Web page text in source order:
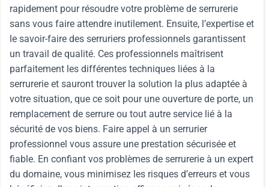
rapidement pour résoudre votre problème de serrurerie
sans vous faire attendre inutilement. Ensuite, l’expertise et
le savoir-faire des serruriers professionnels garantissent
un travail de qualité. Ces professionnels maîtrisent
parfaitement les différentes techniques liées à la
serrurerie et sauront trouver la solution la plus adaptée à
votre situation, que ce soit pour une ouverture de porte, un
remplacement de serrure ou tout autre service lié à la
sécurité de vos biens. Faire appel à un serrurier
professionnel vous assure une prestation sécurisée et
fiable. En confiant vos problèmes de serrurerie à un expert
du domaine, vous minimisez les risques d’erreurs et vous